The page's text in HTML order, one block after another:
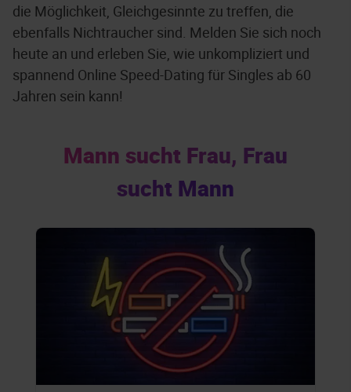
die Möglichkeit, Gleichgesinnte zu treffen, die
ebenfalls Nichtraucher sind. Melden Sie sich noch
heute an und erleben Sie, wie unkompliziert und
spannend Online Speed-Dating für Singles ab 60
Jahren sein kann!
Mann sucht Frau, Frau
sucht Mann